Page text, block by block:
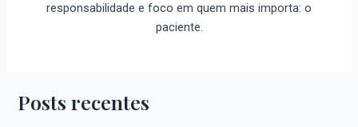
responsabilidade e foco em quem mais importa: o
paciente.
Posts recentes